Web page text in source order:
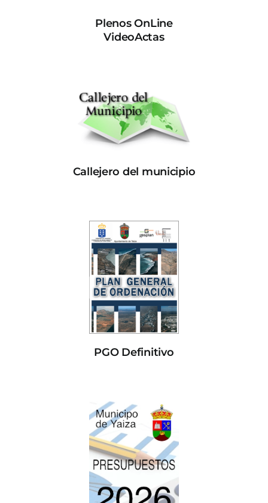
Plenos OnLine
VideoActas
Callejero del municipio
PGO Definitivo